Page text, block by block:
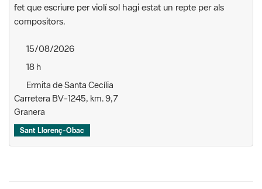
fet que escriure per violí sol hagi estat un repte per als
compositors.
15/08/2026
18 h
Ermita de Santa Cecília
Carretera BV-1245, km. 9,7
Granera
Sant Llorenç-Obac